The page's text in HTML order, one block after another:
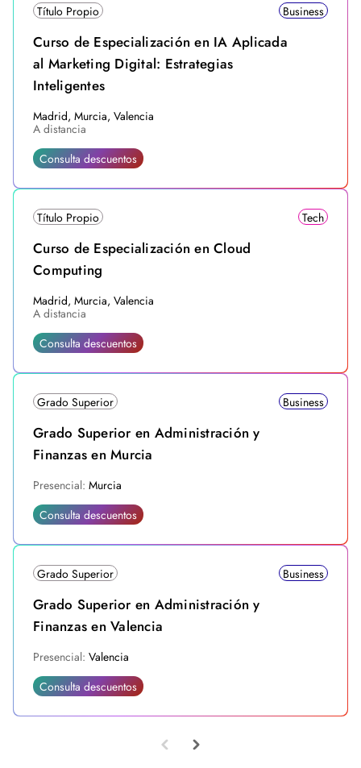
Título Propio Business
Curso de Especialización en IA Aplicada
al Marketing Digital: Estrategias
Inteligentes
Madrid, Murcia, Valencia
A distancia
Consulta descuentos
Título Propio Tech
Curso de Especialización en Cloud
Computing
Madrid, Murcia, Valencia
A distancia
Consulta descuentos
Grado Superior Business
Grado Superior en Administración y
Finanzas en Murcia
Presencial: Murcia
Consulta descuentos
Grado Superior Business
Grado Superior en Administración y
Finanzas en Valencia
Presencial: Valencia
Consulta descuentos